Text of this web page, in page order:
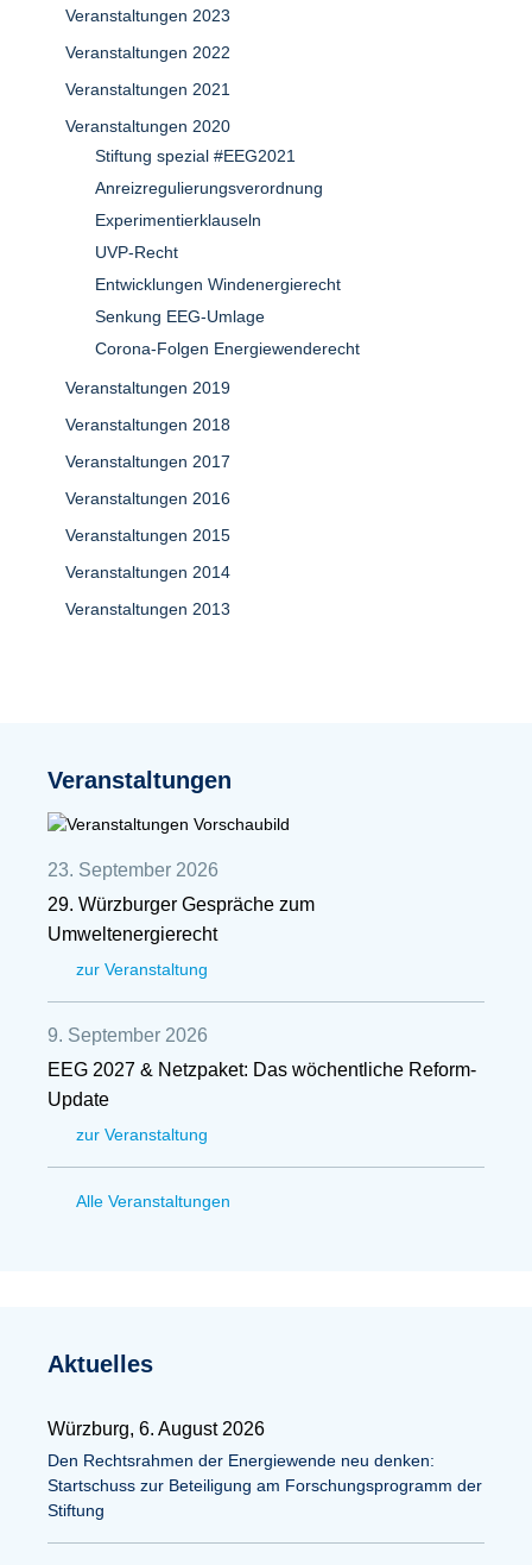
Veranstaltungen 2023
Veranstaltungen 2022
Veranstaltungen 2021
Veranstaltungen 2020
Stiftung spezial #EEG2021
Anreizregulierungsverordnung
Experimentierklauseln
UVP-Recht
Entwicklungen Windenergierecht
Senkung EEG-Umlage
Corona-Folgen Energiewenderecht
Veranstaltungen 2019
Veranstaltungen 2018
Veranstaltungen 2017
Veranstaltungen 2016
Veranstaltungen 2015
Veranstaltungen 2014
Veranstaltungen 2013
Veranstaltungen
23. September 2026
29. Würzburger Gespräche zum
Umweltenergierecht
zur Veranstaltung
9. September 2026
EEG 2027 & Netzpaket: Das wöchentliche Reform-
Update
zur Veranstaltung
Alle Veranstaltungen
Aktuelles
Würzburg, 6. August 2026
Den Rechtsrahmen der Energiewende neu denken:
Startschuss zur Beteiligung am Forschungsprogramm der
Stiftung